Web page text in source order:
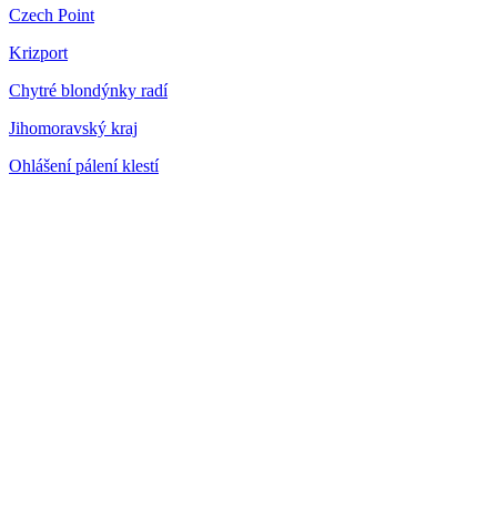
Czech Point
Krizport
Chytré blondýnky radí
Jihomoravský kraj
Ohlášení pálení klestí